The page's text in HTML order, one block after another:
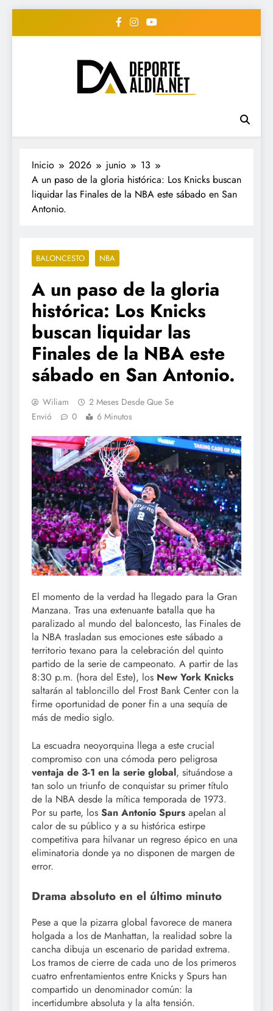
• DEPORTE AL DIA •
"Periodico Deportivo
Digital"
#deportealdiard #deportealdiaperiodico
Inicio 2026 junio
13
A un paso de la gloria histórica: Los Knicks buscan
liquidar las Finales de la NBA este sábado en San
Antonio.
BALONCESTO NBA
A un paso de la gloria
histórica: Los Knicks
buscan liquidar las
Finales de la NBA este
sábado en San Antonio.
Wiliam
2 Meses Desde Que Se
Envió
0 6 Minutos
El momento de la verdad ha llegado para la Gran
Manzana. Tras una extenuante batalla que ha
paralizado al mundo del baloncesto, las Finales de
la NBA trasladan sus emociones este sábado a
territorio texano para la celebración del quinto
partido de la serie de campeonato. A partir de las
8:30 p.m. (hora del Este), los New York Knicks
saltarán al tabloncillo del Frost Bank Center con la
firme oportunidad de poner fin a una sequía de
más de medio siglo.
La escuadra neoyorquina llega a este crucial
compromiso con una cómoda pero peligrosa
ventaja de 3-1 en la serie global, situándose a
tan solo un triunfo de conquistar su primer título
de la NBA desde la mítica temporada de 1973.
Por su parte, los San Antonio Spurs apelan al
calor de su público y a su histórica estirpe
competitiva para hilvanar un regreso épico en una
eliminatoria donde ya no disponen de margen de
error.
Drama absoluto en el último minuto
Pese a que la pizarra global favorece de manera
holgada a los de Manhattan, la realidad sobre la
cancha dibuja un escenario de paridad extrema.
Los tramos de cierre de cada uno de los primeros
cuatro enfrentamientos entre Knicks y Spurs han
compartido un denominador común: la
incertidumbre absoluta y la alta tensión.